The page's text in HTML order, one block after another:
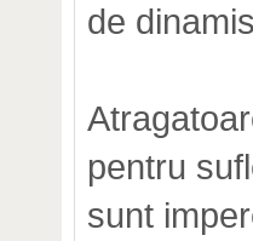
de
pentru
sunt